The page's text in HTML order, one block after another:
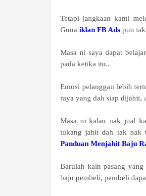
Tetapi jangkaan kami
Guna iklan FB Ads pun
Masa ni saya dapat
pada ketika itu..
Emosi pelanggan lebih
raya yang dah siap dijahit,
Masa ni kalau nak jual
tukang jahit dah tak nak
Panduan Menjahit Baju
Barulah kain pasang
baju pembeli, pembeli